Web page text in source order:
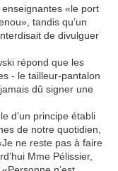
«le port
tandis qu’un
de divulguer
répond que les
- le tailleur-pantalon
dû signer une
d’un principe établi
de notre quotidien,
ne reste pas à faire
Mme Pélissier,